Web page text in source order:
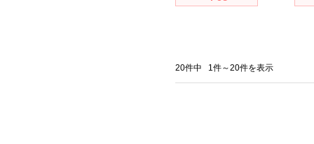
20件中 1件～20件を表示